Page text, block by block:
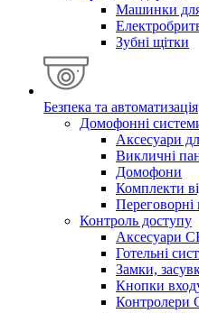
Машинки
Зубні щітки
Безпека та автоматизація
Домофонні
Аксесуари
Викличні
Домофони
Комплекти
Переговорні
Контроль доступу
Аксесуари
Готельні
Замки,
Кнопки